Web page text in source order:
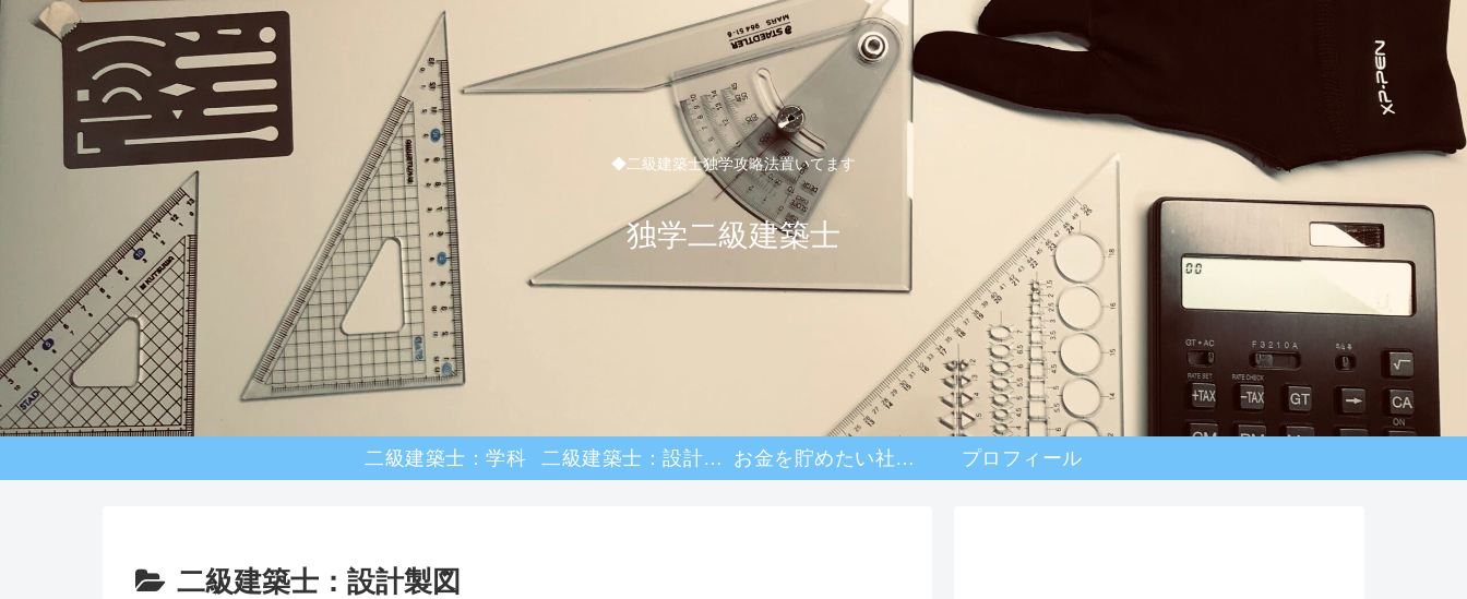
◆二級建築士独学攻略法置いてます
独学二級建築士
二級建築士：学科 二級建築士：設計製図 お金を貯めたい社畜日記 プロフィール
二級建築士：設計製図